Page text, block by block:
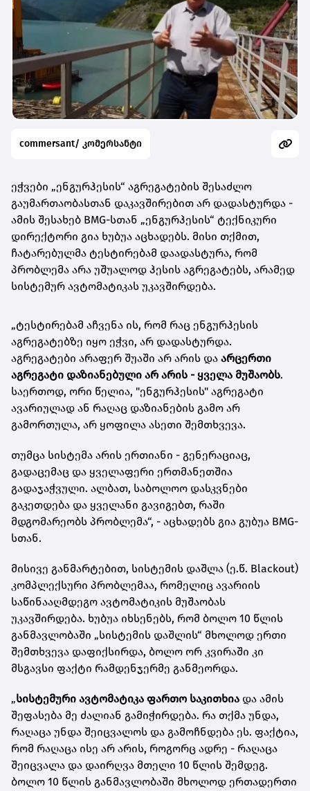
commersant/ კომერსანტი
ეჭვები „ენგურჰესის“ აგრეგატების შესაძლო
გაუმართაობასთან დაკავშირებით არ დადასტურდა -
ამის შესახებ BMG-სთან „ენგურჰესის“ ტექნიკური
დირექტორი გია ხუბუა აცხადებს. მისი თქმით,
ჩატარებულმა ტესტირებამ დაადასტურა, რომ
პრობლემა არა უშუალოდ ჰესის აგრეგატებს, არამედ
სისტემურ ავტომატიკას უკავშირდება.
„ტესტირებამ აჩვენა ის, რომ რაც ენგურჰესის
აგრეგატებზე იყო ეჭვი, არ დადასტურდა.
აგრეგატები არაფერ შუაში არ არის და არცერთი
აგრეგატი დაზიანებული არ არის - ყველა მუშაობს.
საერთოდ, ორი წელია, "ენგურჰესის" აგრეგატი
ავარიულად ან რაღაც დაზიანების გამო არ
გამორთულა, არ ყოფილა ასეთი შემთხვევა.
თუმცა სისტემა არის ერთიანი - გენერაციაც,
გადაცემაც და ყველაფერი ერთმანეთშია
გადაჯაჭვული. ალბათ, საბოლოო დასკვნები
გაკეთდება და ყველანი გავიგებთ, რაში
მდგომარეობს პრობლემა“, - აცხადებს გია გუბუა BMG-
სთან.
მისივე განმარტებით, სისტემის დაშლა (ე.წ. Blackout)
კომპლექსური პრობლემაა, რომელიც ავარიის
საწინააღმდეგო ავტომატიკის მუშაობას
უკავშირდება. ხუბუა იხსენებს, რომ ბოლო 10 წლის
განმავლობაში „სისტემის დაშლის“ მხოლოდ ერთი
შემთხვევა დაფიქსირდა, ბოლო ორ კვირაში კი
მსგავსი ფაქტი რამდენჯერმე განმეორდა.
„სისტემური ავტომატიკა ფართო საკითხია და ამის
შეფასება მე ძალიან გამიჭირდება. რა თქმა უნდა,
რაღაცა უნდა შეიცვალოს და გამოჩნდება ეს. ფაქტია,
რომ რაღაცა ისე არ არის, როგორც ადრე - რაღაცა
შეიცვალა და დაირღვა მთელი 10 წლის შემდეგ.
ბოლო 10 წლის განმავლობაში მხოლოდ ერთადერთი